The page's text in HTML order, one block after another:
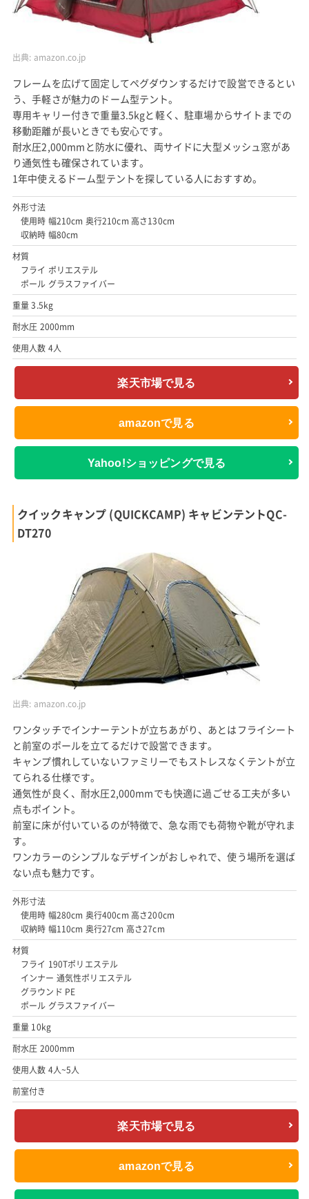
出典: amazon.co.jp
フレームを広げて固定してペグダウンするだけで設営できるとい
う、手軽さが魅力のドーム型テント。
専用キャリー付きで重量3.5kgと軽く、駐車場からサイトまでの
移動距離が長いときでも安心です。
耐水圧2,000mmと防水に優れ、両サイドに大型メッシュ窓があ
り通気性も確保されています。
1年中使えるドーム型テントを探している人におすすめ。
外形寸法
使用時 幅210cm 奥行210cm 高さ130cm
収納時 幅80cm
材質
フライ ポリエステル
ポール グラスファイバー
重量 3.5kg
耐水圧 2000mm
使用人数 4人
楽天市場で見る
amazonで見る
Yahoo!ショッピングで見る
クイックキャンプ (QUICKCAMP) キャビンテントQC-
DT270
出典: amazon.co.jp
ワンタッチでインナーテントが立ちあがり、あとはフライシート
と前室のポールを立てるだけで設営できます。
キャンプ慣れしていないファミリーでもストレスなくテントが立
てられる仕様です。
通気性が良く、耐水圧2,000mmでも快適に過ごせる工夫が多い
点もポイント。
前室に床が付いているのが特徴で、急な雨でも荷物や靴が守れま
す。
ワンカラーのシンプルなデザインがおしゃれで、使う場所を選ば
ない点も魅力です。
外形寸法
使用時 幅280cm 奥行400cm 高さ200cm
収納時 幅110cm 奥行27cm 高さ27cm
材質
フライ 190Tポリエステル
インナー 通気性ポリエステル
グラウンド PE
ポール グラスファイバー
重量 10kg
耐水圧 2000mm
使用人数 4人~5人
前室付き
楽天市場で見る
amazonで見る